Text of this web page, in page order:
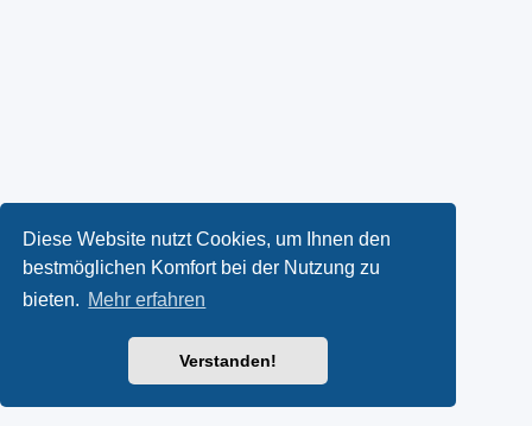
Diese Website nutzt Cookies, um Ihnen den
bestmöglichen Komfort bei der Nutzung zu
bieten. Mehr erfahren
Verstanden!